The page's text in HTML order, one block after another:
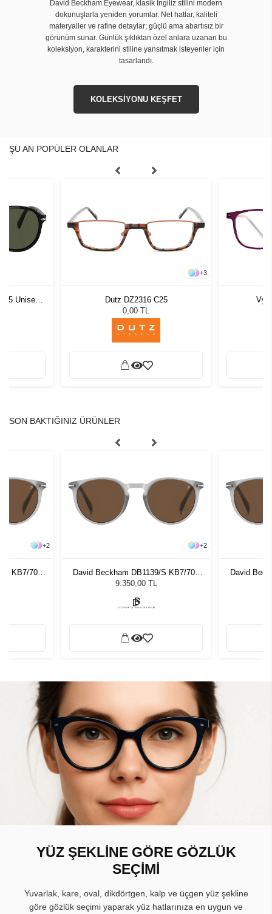
David Beckham Eyewear, klasik İngiliz stilini modern
dokunuşlarla yeniden yorumlar. Net hatlar, kaliteli
materyaller ve rafine detaylar; güçlü ama abartısız bir
görünüm sunar. Günlük şıklıktan özel anlara uzanan bu
koleksiyon, karakterini stiline yansıtmak isteyenler için
tasarlandı.
KOLEKSİYONU KEŞFET
ŞU AN POPÜLER OLANLAR
+3
Dutz DZ2316 C25
0,00 TL
+4
Vycoz Miro MPUR O
0,00 TL
Versace
SON BAKTIĞINIZ ÜRÜNLER
+2
KB7/70 -
+2
David Beckham DB1139/S KB7/70 -
51 Unisex Güneş Gözlüğü
9.350,00 TL
David
YÜZ ŞEKLİNE GÖRE GÖZLÜK
SEÇİMİ
Yuvarlak, kare, oval, dikdörtgen, kalp ve üçgen yüz şekline
göre gözlük seçimi yaparak yüz hatlarınıza en uygun ve